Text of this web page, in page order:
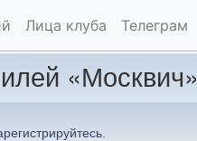
Лица клуба Телеграм
«Москвич»